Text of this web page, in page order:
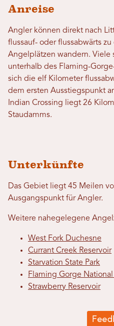
Anreise
Angler können direkt nach
flussauf- oder flussabwärts
Angelplätzen wandern. Viele
unterhalb des Flaming-
sich die elf Kilometer
dem ersten Ausstiegspunkt
Indian Crossing liegt 26
Staudamms.
Unterkünfte
Das Gebiet liegt 45 Meilen
Ausgangspunkt für Angler.
Weitere nahegelegene
West Fork Duchesne
Currant Creek Reservoir
Starvation State Park
Flaming Gorge
Strawberry Reservoir